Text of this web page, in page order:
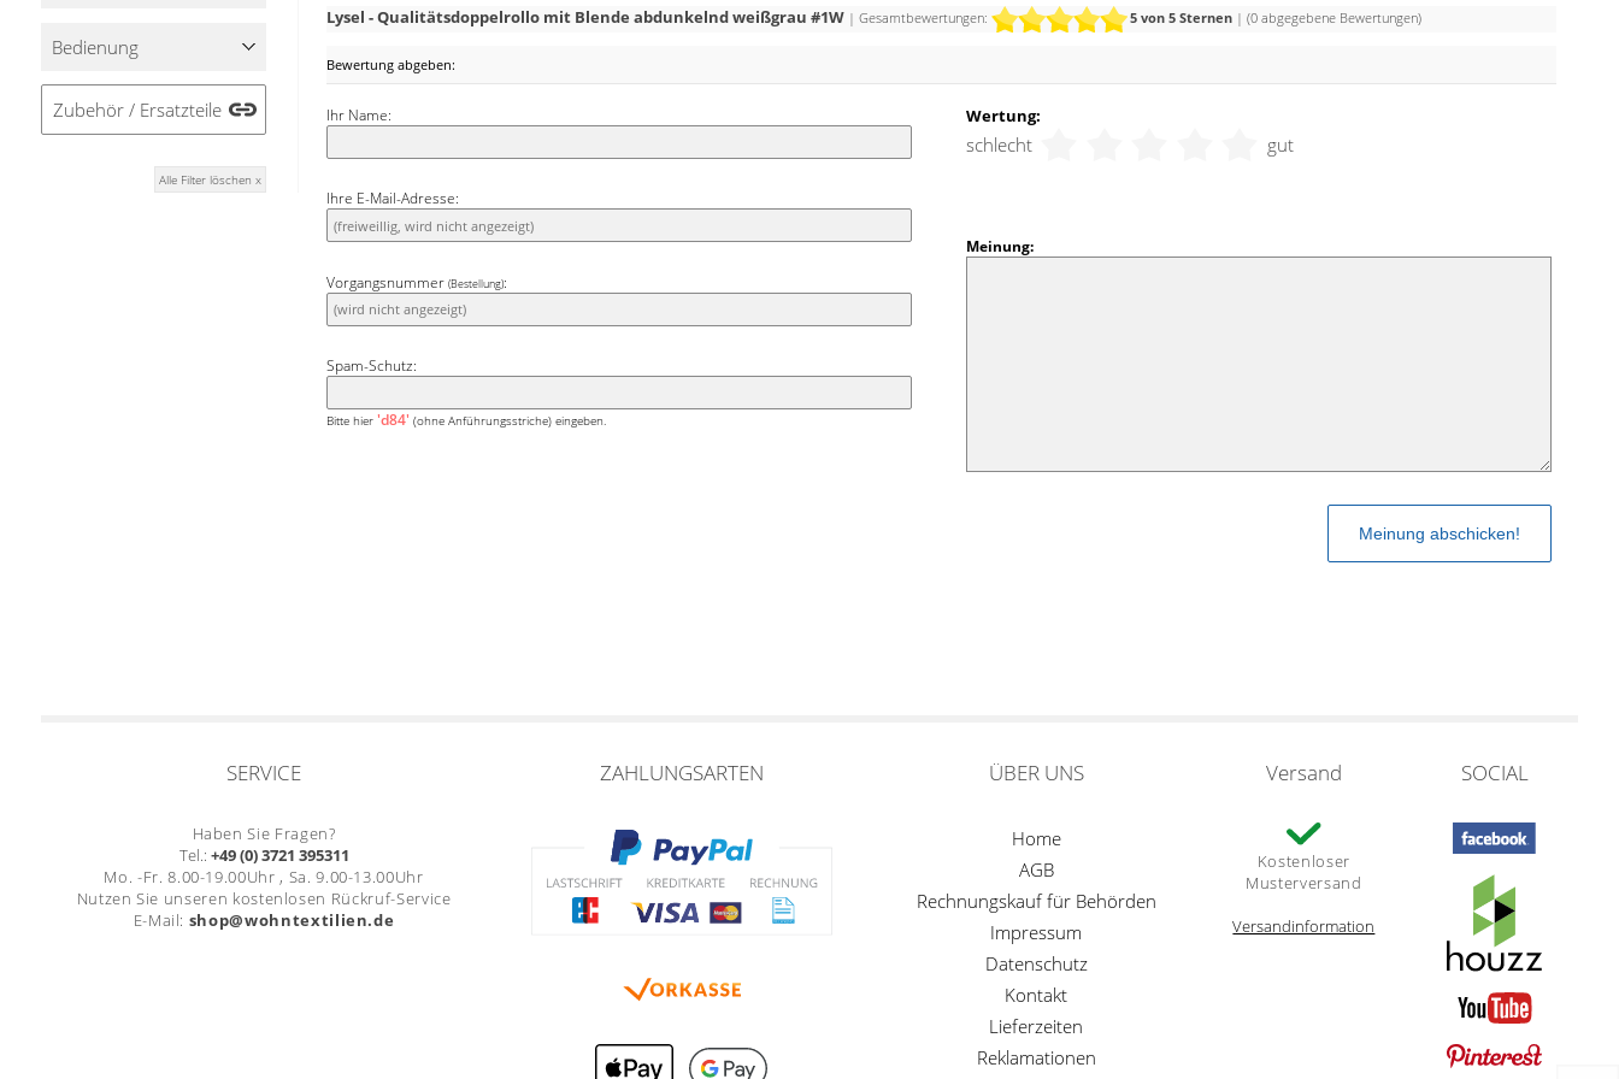
Bedienung
Zubehör / Ersatzteile
Alle Filter löschen x
Kombination zwischen Weiß und Grau trägt zur inneren Ruhe bei, sorgt
gleichzeitig für natürliche Geborgenheit und eine behagliche
Raumstimmung. Der Behang wird kraftvoll wie still und bleibt dennoch
dezent im Hintergrund.
Lysel - Qualitätsdoppelrollo mit Blende abdunkelnd weißgrau #1W| Gesamtbewertungen: 5 von 5 Sternen | (0 abgegebene Bewertungen)
Bewertung abgeben:
Wertung:
schlecht gut
Meinung:
Ihr Name:
Ihre E-Mail-Adresse:
Vorgangsnummer (Bestellung):
Spam-Schutz:
Bitte hier 'd84' (ohne Anführungsstriche) eingeben.
SERVICE
Haben Sie Fragen?
Tel.: +49 (0) 3721 395311
Mo. -Fr. 8.00-19.00Uhr , Sa. 9.00-13.00Uhr
Nutzen Sie unseren kostenlosen Rückruf-Service
E-Mail: shop@wohntextilien.de
ZAHLUNGSARTEN ÜBER UNS
Home
AGB
Rechnungskauf für Behörden
Impressum
Datenschutz
Kontakt
Lieferzeiten
Reklamationen
Versand
Kostenloser
Musterversand
Versandinformation
SOCIAL